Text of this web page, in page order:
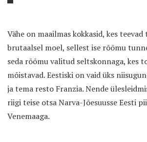
Vähe on maailmas kokkasid, kes
brutaalsel moel, sellest ise rõõmu
seda rõõmu valitud seltskonnaga, kes
mõistavad. Eestiski on vaid üks
ja tema resto Franzia. Nende
riigi teise otsa Narva-Jõesuusse Eesti
Venemaaga.